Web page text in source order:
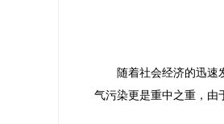
随着社会经济的迅速发
气污染更是重中之重，由